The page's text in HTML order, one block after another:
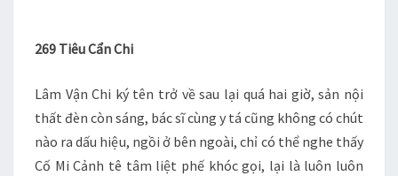
269 Tiêu Cẩn Chi
Lâm Vận Chi ký tên trở về sau lại quá hai giờ, sản nội
thất đèn còn sáng, bác sĩ cùng y tá cũng không có chút
nào ra dấu hiệu, ngồi ở bên ngoài, chỉ có thể nghe thấy
Cố Mi Cảnh tê tâm liệt phế khóc gọi, lại là luôn luôn